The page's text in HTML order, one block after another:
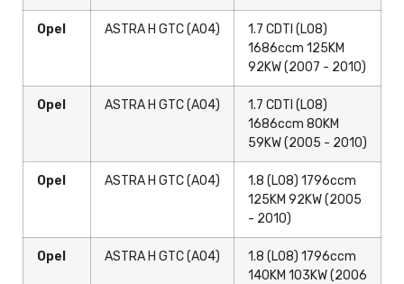
Opel ASTRA H GTC (A04)
1.7 CDTI (L08)
1686ccm 125KM
92KW (2007 - 2010)
Opel ASTRA H GTC (A04)
1.7 CDTI (L08)
1686ccm 80KM
59KW (2005 - 2010)
Opel ASTRA H GTC (A04)
1.8 (L08) 1796ccm
125KM 92KW (2005
- 2010)
Opel ASTRA H GTC (A04)
1.8 (L08) 1796ccm
140KM 103KW (2006